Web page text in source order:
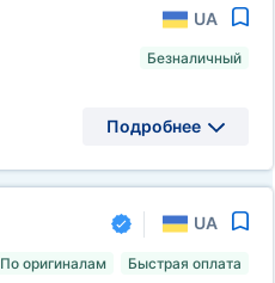
UA
Безналичный
Подробнее
UA
По оригиналам Быстрая оплата